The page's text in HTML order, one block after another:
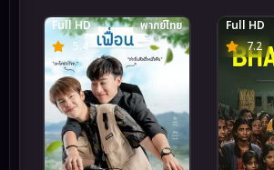
5.4
Full HD พากย์ไทย
7.2
Full HD